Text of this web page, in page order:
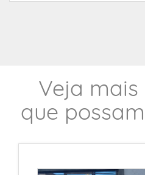
Veja mais
que